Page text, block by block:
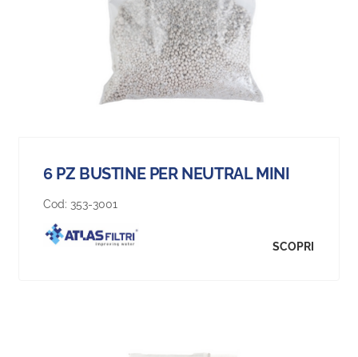
6 PZ BUSTINE PER NEUTRAL MINI
Cod: 353-3001
SCOPRI